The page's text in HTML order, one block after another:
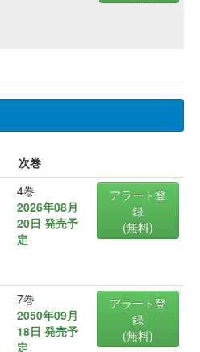
次巻
4巻
2026年08月
20日 発売予
定
アラート登
録
(無料)
7巻
2050年09月
18日 発売予
定
アラート登
録
(無料)